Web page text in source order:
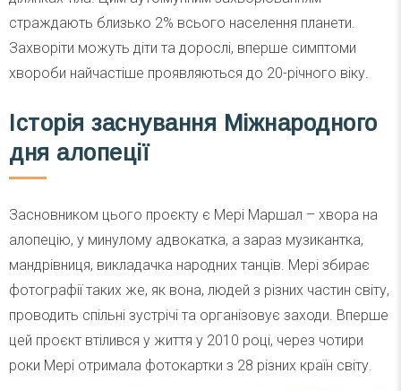
страждають близько 2% всього населення планети.
Захворіти можуть діти та дорослі, вперше симптоми
хвороби найчастіше проявляються до 20-річного віку.
Історія заснування Міжнародного
дня алопеції
Засновником цього проєкту є Мері Маршал – хвора на
алопецію, у минулому адвокатка, а зараз музикантка,
мандрівниця, викладачка народних танців. Мері збирає
фотографії таких же, як вона, людей з різних частин світу,
проводить спільні зустрічі та організовує заходи. Вперше
цей проєкт втілився у життя у 2010 році, через чотири
роки Мері отримала фотокартки з 28 різних країн світу.